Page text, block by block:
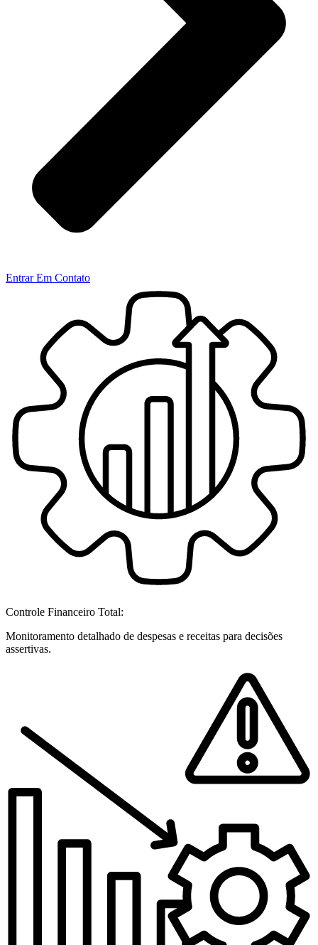
Entrar Em Contato
Controle Financeiro Total:
Monitoramento detalhado de despesas e receitas para decisões
assertivas.